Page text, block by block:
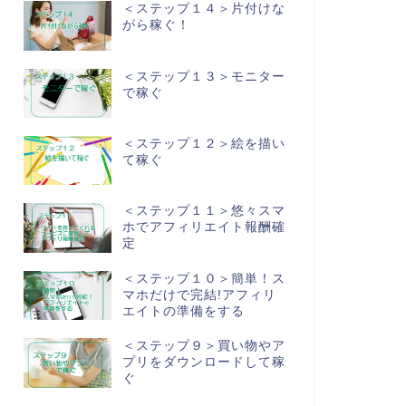
＜ステップ１４＞片付けな
がら稼ぐ！
＜ステップ１３＞モニター
で稼ぐ
＜ステップ１２＞絵を描い
て稼ぐ
＜ステップ１１＞悠々スマ
ホでアフィリエイト報酬確
定
＜ステップ１０＞簡単！ス
マホだけで完結!アフィリ
エイトの準備をする
＜ステップ９＞買い物やア
プリをダウンロードして稼
ぐ